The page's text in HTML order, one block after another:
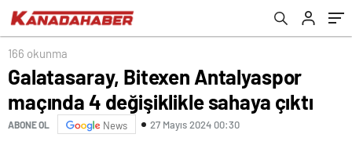
166 okunma
Galatasaray, Bitexen Antalyaspor
maçında 4 değişiklikle sahaya çıktı
ABONE OL News 27 Mayıs 2024 00:30